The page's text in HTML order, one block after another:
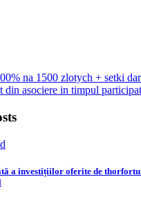
na 1500 zlotych + setki
din asociere in timpul
a investițiilor oferite de